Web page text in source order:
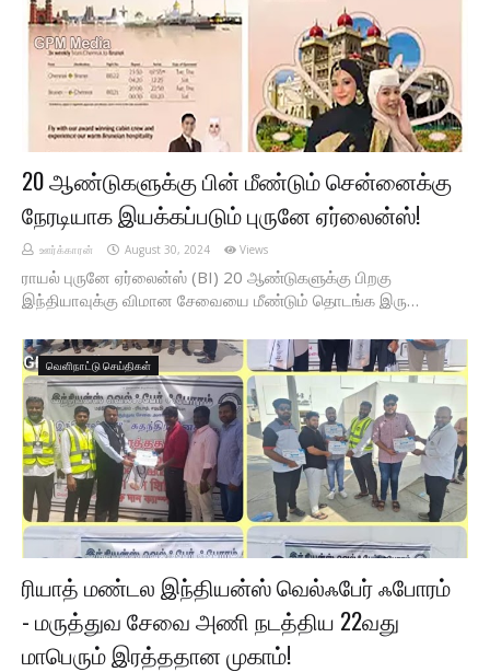
20 ஆண்டுகளுக்கு பின் மீண்டும் சென்னைக்கு
நேரடியாக இயக்கப்படும் புருனே ஏர்லைன்ஸ்!
ஊர்க்காரன் August 30, 2024 Views
ராயல் புருனே ஏர்லைன்ஸ் (BI) 20 ஆண்டுகளுக்கு பிறகு
இந்தியாவுக்கு விமான சேவையை மீண்டும் தொடங்க இரு…
வெளிநாட்டு செய்திகள்
ரியாத் மண்டல இந்தியன்ஸ் வெல்ஃபேர் ஃபோரம்
- மருத்துவ சேவை அணி நடத்திய 22வது
மாபெரும் இரத்ததான முகாம்!